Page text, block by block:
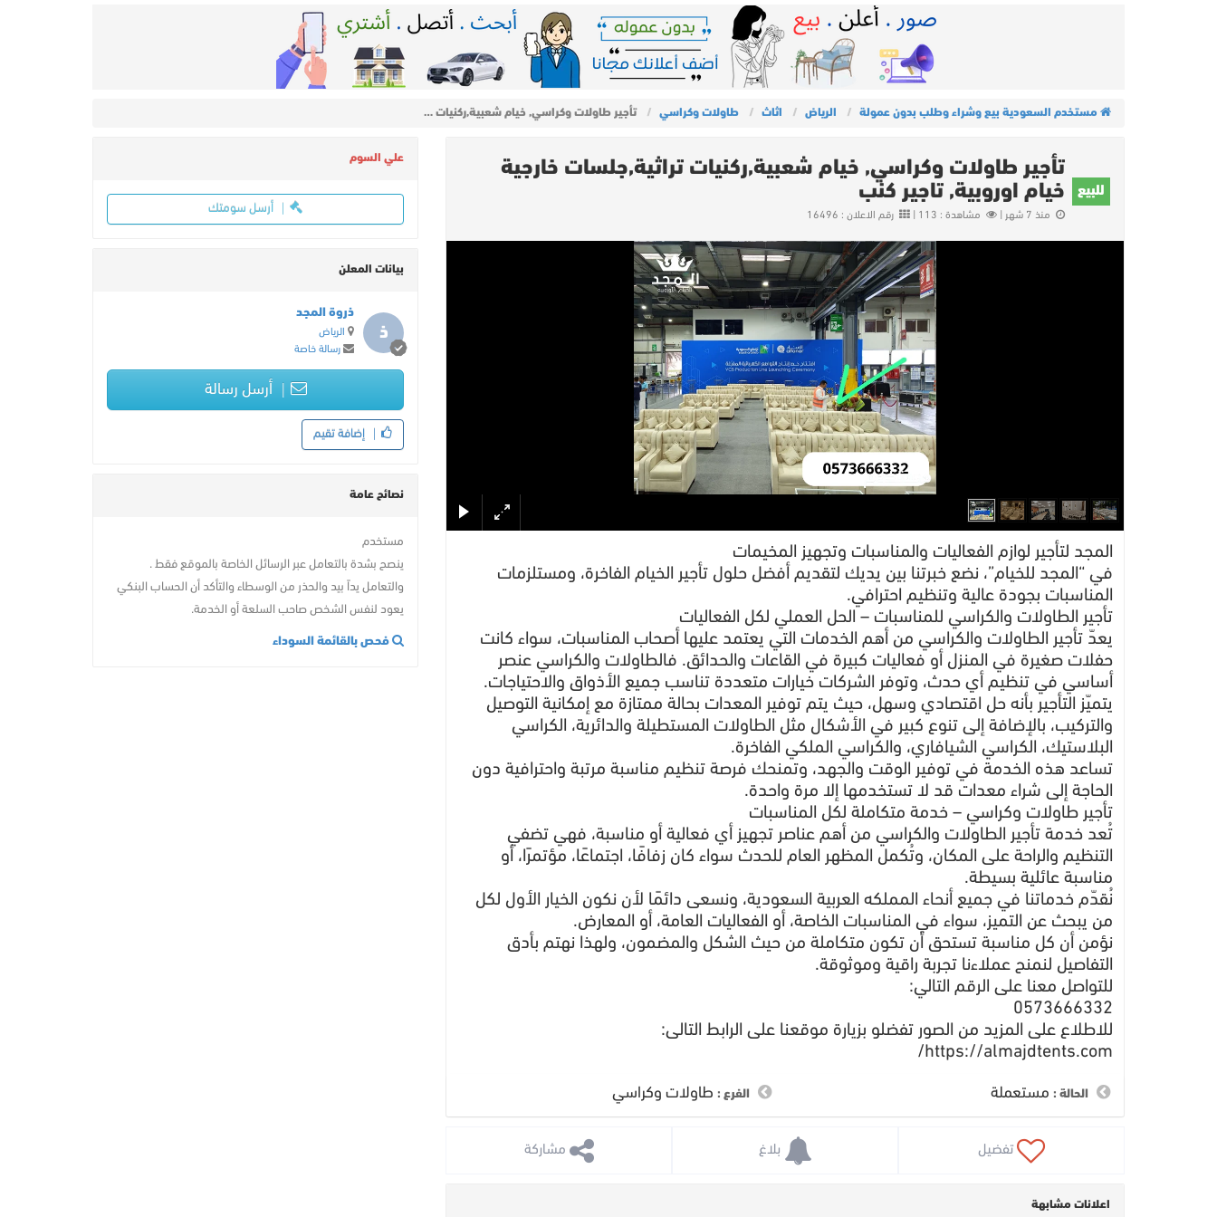
مستخدم السعودية بيع وشراء وطلب بدون عمولة الرياض اثاث طاولات وكراسي تأجير طاولات وكراسي, خيام شعبية,ركنيات …
للبيع
تأجير طاولات وكراسي, خيام شعبية,ركنيات تراثية,جلسات خارجية
خيام اوروبية, تاجير كنب
منذ 7 شهر | مشاهدة : 113 | رقم الاعلان : 16496
المجد لتأجير لوازم الفعاليات والمناسبات وتجهيز المخيمات
في “المجد للخيام”، نضع خبرتنا بين يديك لتقديم أفضل حلول تأجير الخيام الفاخرة، ومستلزمات
المناسبات بجودة عالية وتنظيم احترافي.
تأجير الطاولات والكراسي للمناسبات – الحل العملي لكل الفعاليات
يعدّ تأجير الطاولات والكراسي من أهم الخدمات التي يعتمد عليها أصحاب المناسبات، سواء كانت
حفلات صغيرة في المنزل أو فعاليات كبيرة في القاعات والحدائق. فالطاولات والكراسي عنصر
أساسي في تنظيم أي حدث، وتوفر الشركات خيارات متعددة تناسب جميع الأذواق والاحتياجات.
يتميّز التأجير بأنه حل اقتصادي وسهل، حيث يتم توفير المعدات بحالة ممتازة مع إمكانية التوصيل
والتركيب، بالإضافة إلى تنوع كبير في الأشكال مثل الطاولات المستطيلة والدائرية، الكراسي
البلاستيك، الكراسي الشيافاري، والكراسي الملكي الفاخرة.
تساعد هذه الخدمة في توفير الوقت والجهد، وتمنحك فرصة تنظيم مناسبة مرتبة واحترافية دون
الحاجة إلى شراء معدات قد لا تستخدمها إلا مرة واحدة.
تأجير طاولات وكراسي – خدمة متكاملة لكل المناسبات
تُعد خدمة تأجير الطاولات والكراسي من أهم عناصر تجهيز أي فعالية أو مناسبة، فهي تضفي
التنظيم والراحة على المكان، وتُكمل المظهر العام للحدث سواء كان زفافًا، اجتماعًا، مؤتمرًا، أو
مناسبة عائلية بسيطة.
نُقدّم خدماتنا في جميع أنحاء المملكه العربية السعودية، ونسعى دائمًا لأن نكون الخيار الأول لكل
من يبحث عن التميز، سواء في المناسبات الخاصة، أو الفعاليات العامة، أو المعارض.
نؤمن أن كل مناسبة تستحق أن تكون متكاملة من حيث الشكل والمضمون، ولهذا نهتم بأدق
التفاصيل لنمنح عملاءنا تجربة راقية وموثوقة.
للتواصل معنا على الرقم التالي:
0573666332
للاطلاع على المزيد من الصور تفضلو بزيارة موقعنا على الرابط التالى:
https://almajdtents.com/
الحالة : مستعملة الفرع : طاولات وكراسي
اعلانات مشابهة
علي السوم
أرسل سومتك
بيانات المعلن
ذ
ذروة المجد
الرياض
رسالة خاصة
أرسل رسالة
إضافة تقيم
نصائح عامة
مستخدم
ينصح بشدة بالتعامل عبر الرسائل الخاصة بالموقع فقط .
والتعامل يداً بيد والحذر من الوسطاء والتأكد أن الحساب البنكي
يعود لنفس الشخص صاحب السلعة أو الخدمة.
فحص بالقائمة السوداء